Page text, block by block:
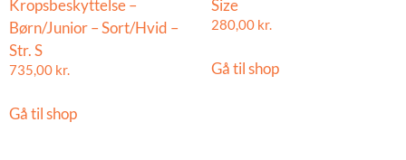
Kropsbeskyttelse –
Børn/Junior – Sort/Hvid –
Str. S
735,00 kr.
Gå til shop
Size
280,00 kr.
Gå til shop